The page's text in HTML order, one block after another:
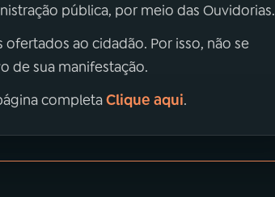
pública, por meio das Ouvidorias.
ao cidadão. Por isso, não se
de sua manifestação.
completaClique aqui.